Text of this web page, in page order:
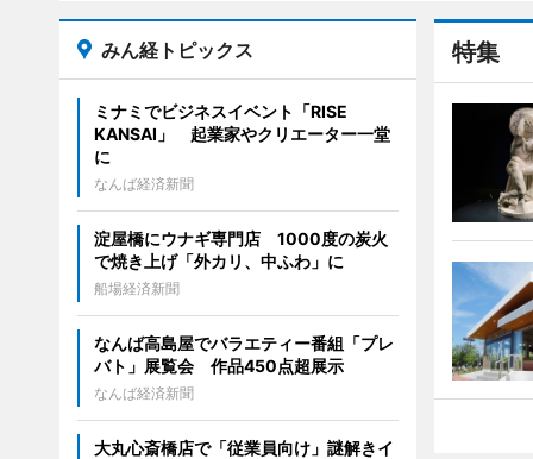
特集
みん経トピックス
ミナミでビジネスイベント「RISE
KANSAI」 起業家やクリエーター一堂
に
なんば経済新聞
淀屋橋にウナギ専門店 1000度の炭火
で焼き上げ「外カリ、中ふわ」に
船場経済新聞
なんば高島屋でバラエティー番組「プレ
バト」展覧会 作品450点超展示
なんば経済新聞
大丸心斎橋店で「従業員向け」謎解きイ